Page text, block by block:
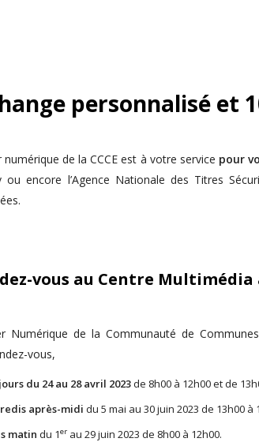
personnalisé et
numérique de la CCCE est à votre service pour
ou encore l’Agence Nationale des Titres
vous au Centre Multimédia
Numérique de la Communauté de
vous,
du 24 au 28 avril 2023de 8h00 à 12h00 et de
après-midi du 5 mai au 30 juin 2023 de 13h00 à
matin du 1er au 29 juin 2023 de 8h00 à 12h00.